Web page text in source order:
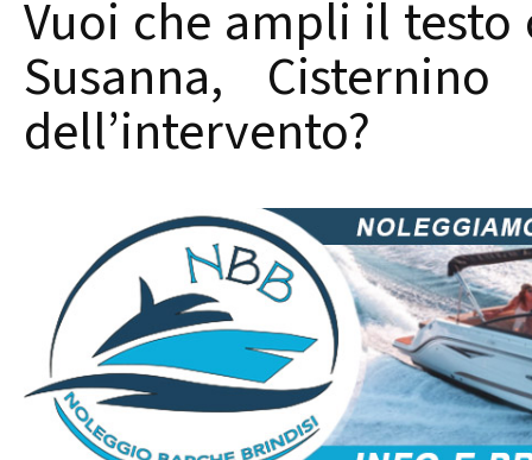
Vuoi che ampli il testo
Susanna,
dell’intervento?